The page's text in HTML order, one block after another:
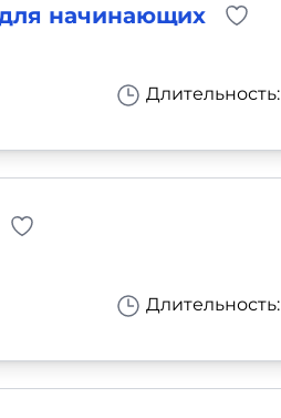
начинающих
Длительность:
Длительность: